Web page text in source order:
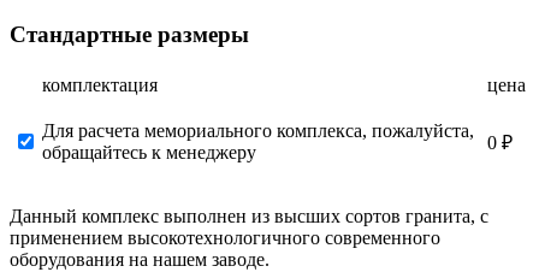
Стандартные размеры
комплектация цена
Для расчета мемориального комплекса, пожалуйста,
обращайтесь к менеджеру
0 ₽
Данный комплекс выполнен из высших сортов гранита, с
применением высокотехнологичного современного
оборудования на нашем заводе.